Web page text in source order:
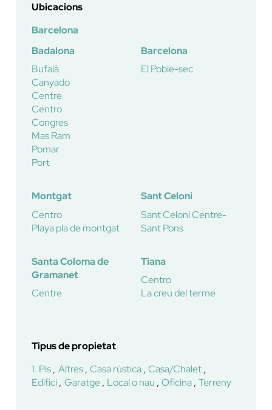
Ubicacions
Barcelona
Badalona
Bufalà
Canyado
Centre
Centro
Congres
Mas Ram
Pomar
Port
Barcelona
El Poble-sec
Montgat
Centro
Playa pla de montgat
Sant Celoni
Sant Celoni Centre-
Sant Pons
Santa Coloma de
Gramanet
Centre
Tiana
Centro
La creu del terme
Tipus de propietat
1. Pis Altres Casa rústica Casa/Chalet
Edifici Garatge Local o nau Oficina Terreny